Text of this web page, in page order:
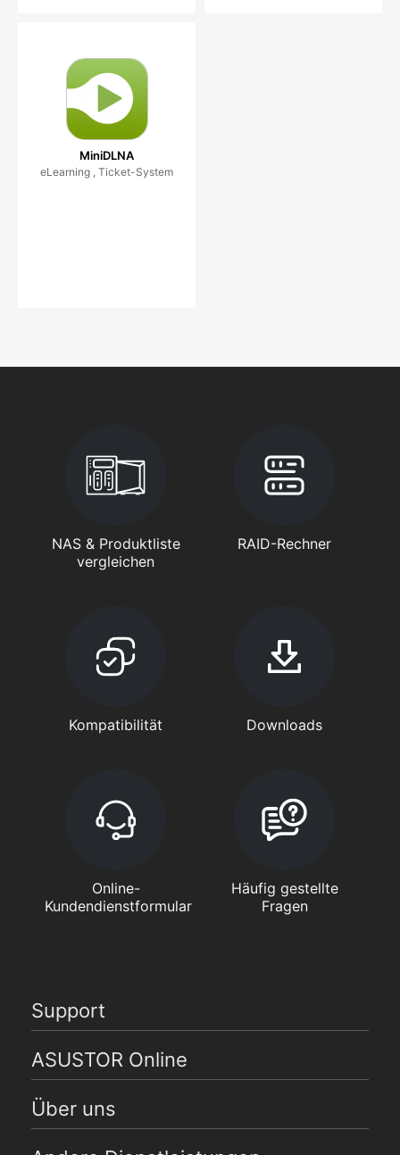
MiniDLNA
eLearning , Ticket-System
NAS & Produktliste
vergleichen
RAID-Rechner
Kompatibilität Downloads
Online-
Kundendienstformular
Häufig gestellte
Fragen
Support
ASUSTOR Online
Über uns